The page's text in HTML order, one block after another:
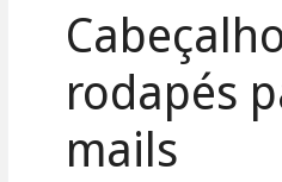
rodapés
mails